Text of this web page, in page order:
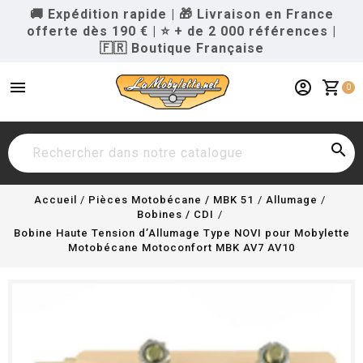
🚚 Expédition rapide | 🎁 Livraison en France
offerte dès 190 € | ⭐ + de 2 000 références |
🇫🇷 Boutique Française
menu shopping_cart 0
account_circle

Accueil Pièces Motobécane / MBK 51
Allumage
Bobines / CDI
Bobine Haute Tension d’Allumage Type NOVI pour Mobylette
Motobécane Motoconfort MBK AV7 AV10